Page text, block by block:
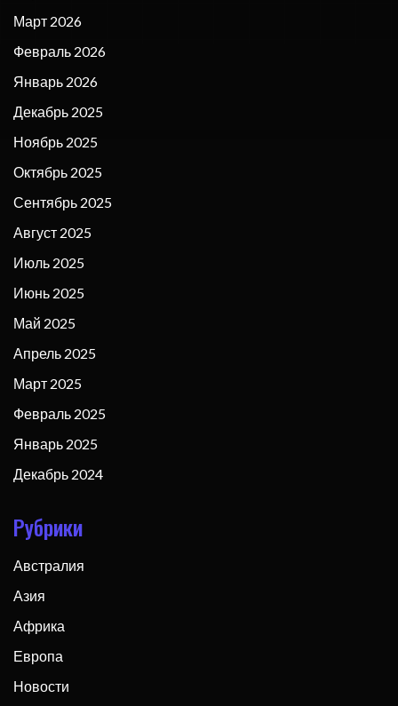
Март 2026
Февраль 2026
Январь 2026
Декабрь 2025
Ноябрь 2025
Октябрь 2025
Сентябрь 2025
Август 2025
Июль 2025
Июнь 2025
Май 2025
Апрель 2025
Март 2025
Февраль 2025
Январь 2025
Декабрь 2024
Рубрики
Австралия
Азия
Африка
Европа
Новости